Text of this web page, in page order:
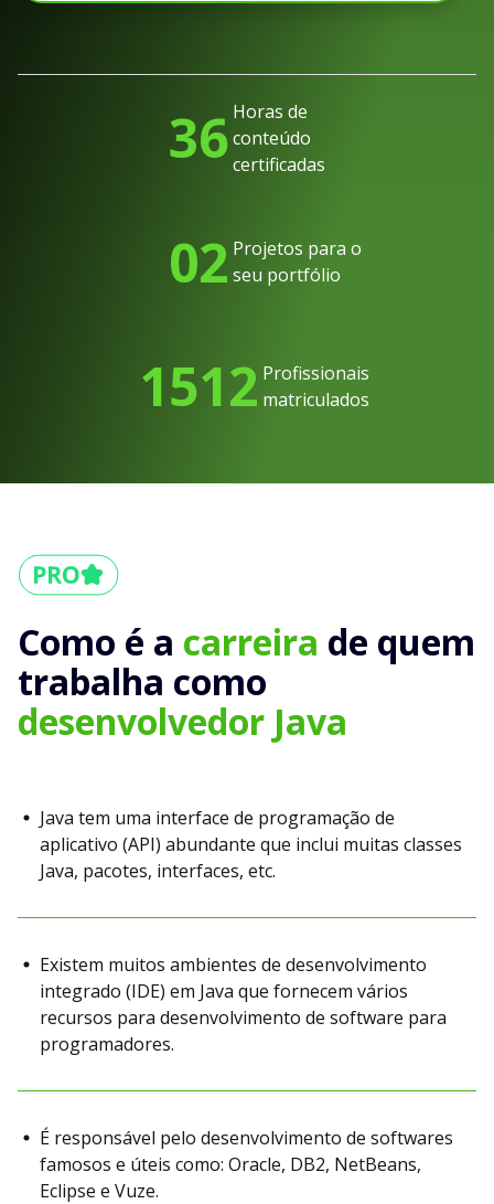
36 Horas de
conteúdo
certificadas
02 Projetos para o
seu portfólio
1512 Profissionais
matriculados
Como é a carreira de quem
trabalha como
desenvolvedor Java
Java tem uma interface de programação de
aplicativo (API) abundante que inclui muitas classes
Java, pacotes, interfaces, etc.
Existem muitos ambientes de desenvolvimento
integrado (IDE) em Java que fornecem vários
recursos para desenvolvimento de software para
programadores.
É responsável pelo desenvolvimento de softwares
famosos e úteis como: Oracle, DB2, NetBeans,
Eclipse e Vuze.